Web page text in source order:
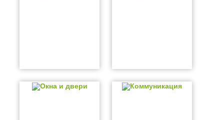
Окна и двери Коммуникация